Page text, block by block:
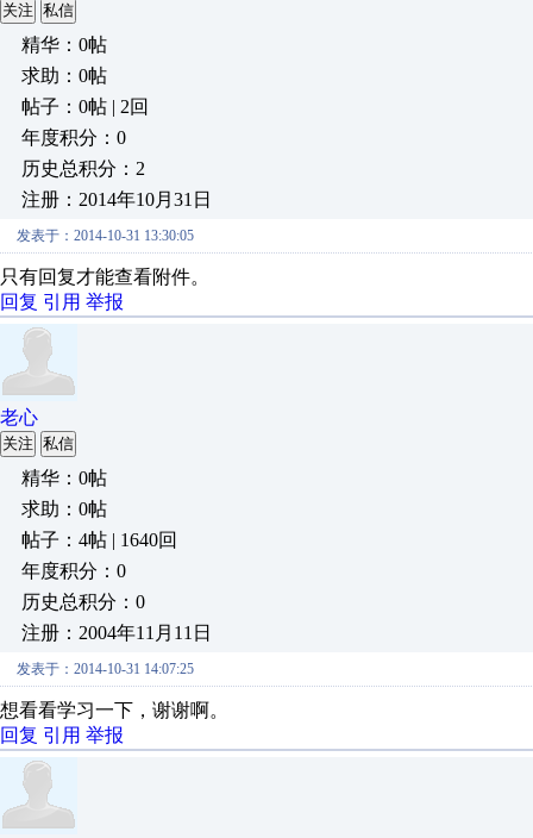
关注 私信
精华：0帖
求助：0帖
帖子：0帖 | 2回
年度积分：0
历史总积分：2
注册：2014年10月31日
发表于：2014-10-31 13:30:05
只有回复才能查看附件。
回复 引用 举报
老心
关注 私信
精华：0帖
求助：0帖
帖子：4帖 | 1640回
年度积分：0
历史总积分：0
注册：2004年11月11日
发表于：2014-10-31 14:07:25
想看看学习一下，谢谢啊。
回复 引用 举报